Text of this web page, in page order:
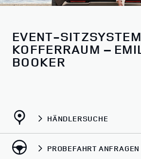
EVENT-
KOFFERRAUM –
BOOKER
HÄNDLERSUCHE
PROBEFAHRT ANFRAGEN